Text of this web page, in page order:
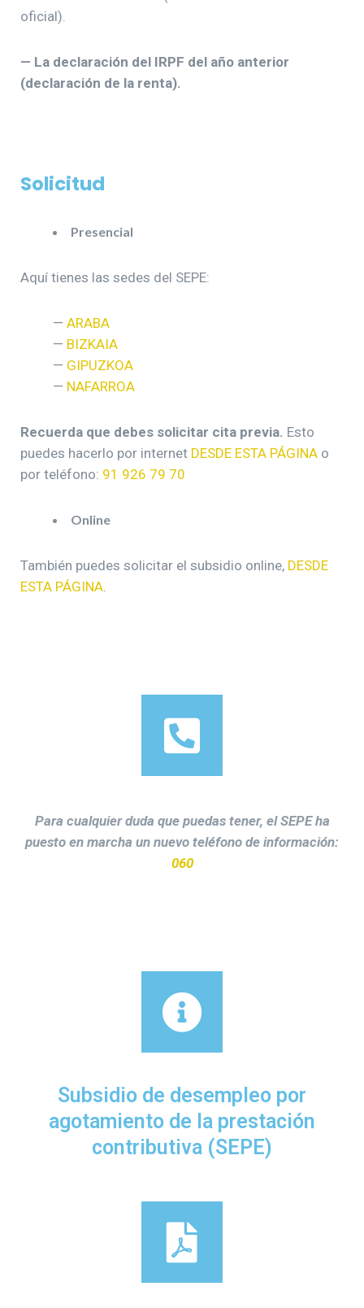
oficial).
— La declaración del IRPF del año anterior
(declaración de la renta).
Solicitud
Presencial
Aquí tienes las sedes del SEPE:
— ARABA
— BIZKAIA
— GIPUZKOA
— NAFARROA
Recuerda que debes solicitar cita previa. Esto
puedes hacerlo por internet DESDE ESTA PÁGINA o
por teléfono: 91 926 79 70
Online
También puedes solicitar el subsidio online, DESDE
ESTA PÁGINA.
Para cualquier duda que puedas tener, el SEPE ha
puesto en marcha un nuevo teléfono de información:
060
Subsidio de desempleo por
agotamiento de la prestación
contributiva (SEPE)